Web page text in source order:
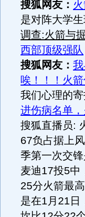
搜狐网友：
是对阵大学
调查:火箭与
西部顶级强队
搜狐网友：
唉！！！火
我们心理的
进伤病名单
搜狐直播员:
67负占据上
季第一次交
麦迪17投5中
25分火箭最
是在1月21日